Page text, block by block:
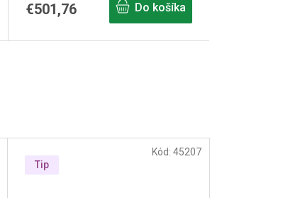
Tip
Kód: 45207
€501,76 Do košíka